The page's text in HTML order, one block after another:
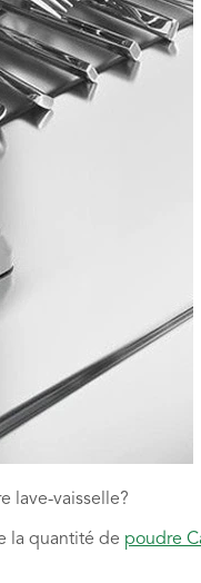
lave-vaisselle?
la quantité de poudre